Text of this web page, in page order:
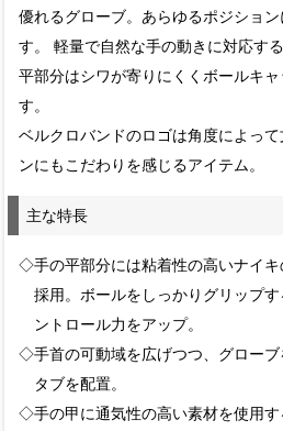
優れるグローブ。あらゆるポジショ
す。 軽量で自然な手の動きに対応す
平部分はシワが寄りにくくボールキ
す。
ベルクロバンドのロゴは角度によっ
ンにもこだわりを感じるアイテム。
主な特長
◇手の平部分には粘着性の高いナイ
採用。ボールをしっかりグリップ
ントロール力をアップ。
◇手首の可動域を広げつつ、グロー
タブを配置。
◇手の甲に通気性の高い素材を使用